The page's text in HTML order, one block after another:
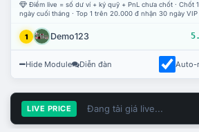
Điểm live = số dư ví + ký quỹ + PnL chưa chốt · Chốt
ngày cuối tháng · Top 1 trên 20.000 đ nhận 30 ngày VIP
1 Demo123
Hide Module Diễn đàn Auto-
LIVE PRICE Đang tải giá live...